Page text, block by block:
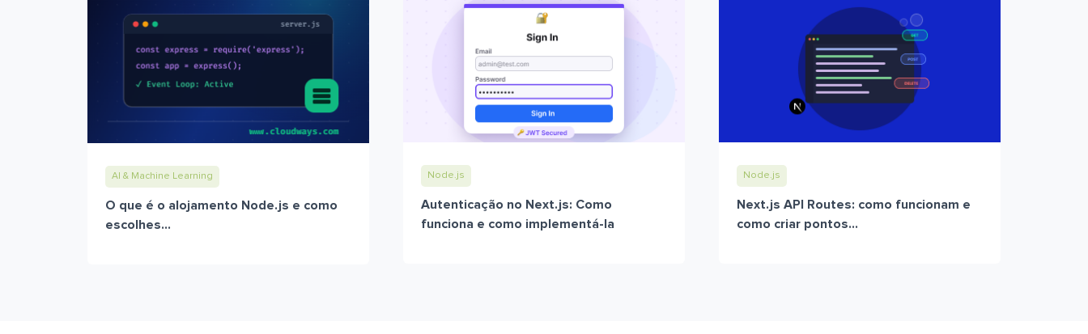
AI & Machine Learning
O que é o alojamento Node.js e como
escolhes...
Node.js
Autenticação no Next.js: Como
funciona e como implementá-la
Node.js
Next.js API Routes: como funcionam e
como criar pontos...